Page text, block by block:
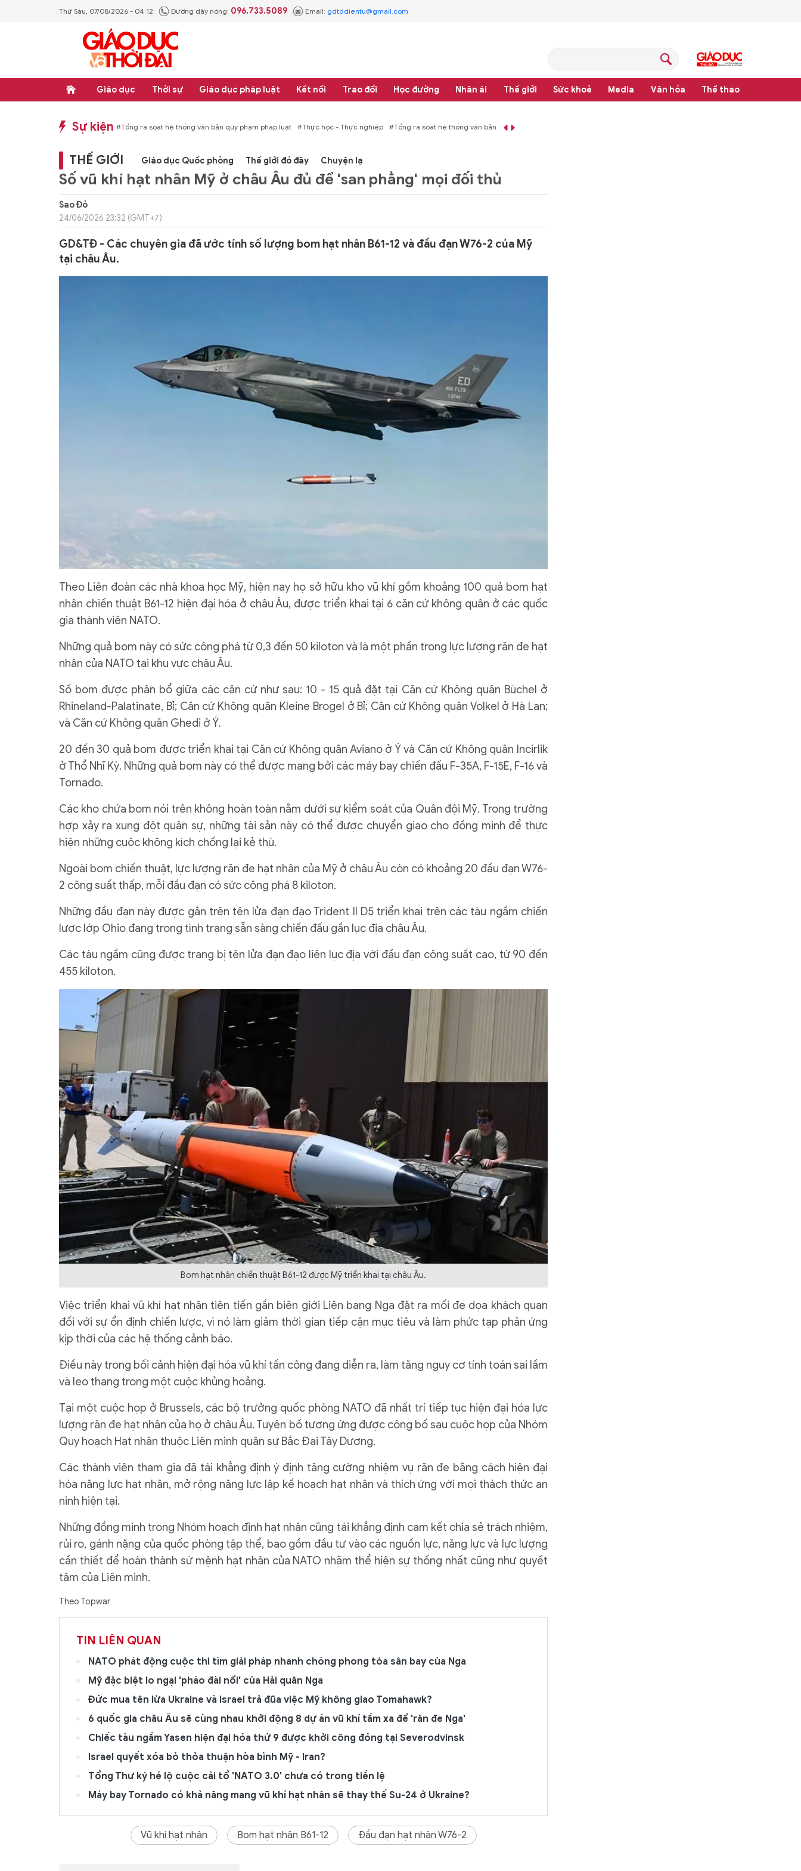
Thứ Sáu, 07/08/2026 - 04:12 Đường dây nóng: 096.733.5089 Email: gdtddientu@gmail.com
Giáo dục Thời sự Giáo dục pháp luật Kết nối Trao đổi Học đường Nhân ái Thế giới Sức khoẻ Media Văn hóa Thể thao
Sự kiện
#Tổng rà soát hệ thống văn bản quy phạm pháp luật #Thực học - Thực nghiệp #Tổng rà soát hệ thống văn bản quy phạm pháp luật
THẾ GIỚI Giáo dục Quốc phòng Thế giới đó đây Chuyện lạ
Số vũ khí hạt nhân Mỹ ở châu Âu đủ để 'san phẳng' mọi đối thủ
Sao Đỏ
24/06/2026 23:32 (GMT+7)
GD&TĐ - Các chuyên gia đã ước tính số lượng bom hạt nhân B61-12 và đầu đạn W76-2 của Mỹ
tại châu Âu.
Theo Liên đoàn các nhà khoa học Mỹ, hiện nay họ sở hữu kho vũ khí gồm khoảng 100 quả bom hạt
nhân chiến thuật B61-12 hiện đại hóa ở châu Âu, được triển khai tại 6 căn cứ không quân ở các quốc
gia thành viên NATO.
Những quả bom này có sức công phá từ 0,3 đến 50 kiloton và là một phần trong lực lượng răn đe hạt
nhân của NATO tại khu vực châu Âu.
Số bom được phân bổ giữa các căn cứ như sau: 10 - 15 quả đặt tại Căn cứ Không quân Büchel ở
Rhineland-Palatinate, Bỉ; Căn cứ Không quân Kleine Brogel ở Bỉ; Căn cứ Không quân Volkel ở Hà Lan;
và Căn cứ Không quân Ghedi ở Ý.
20 đến 30 quả bom được triển khai tại Căn cứ Không quân Aviano ở Ý và Căn cứ Không quân Incirlik
ở Thổ Nhĩ Kỳ. Những quả bom này có thể được mang bởi các máy bay chiến đấu F-35A, F-15E, F-16 và
Tornado.
Các kho chứa bom nói trên không hoàn toàn nằm dưới sự kiểm soát của Quân đội Mỹ. Trong trường
hợp xảy ra xung đột quân sự, những tài sản này có thể được chuyển giao cho đồng minh để thực
hiện những cuộc không kích chống lại kẻ thù.
Ngoài bom chiến thuật, lực lượng răn đe hạt nhân của Mỹ ở châu Âu còn có khoảng 20 đầu đạn W76-
2 công suất thấp, mỗi đầu đạn có sức công phá 8 kiloton.
Những đầu đạn này được gắn trên tên lửa đạn đạo Trident II D5 triển khai trên các tàu ngầm chiến
lược lớp Ohio đang trong tình trạng sẵn sàng chiến đấu gần lục địa châu Âu.
Các tàu ngầm cũng được trang bị tên lửa đạn đạo liên lục địa với đầu đạn công suất cao, từ 90 đến
455 kiloton.
Bom hạt nhân chiến thuật B61-12 được Mỹ triển khai tại châu Âu.
Việc triển khai vũ khí hạt nhân tiên tiến gần biên giới Liên bang Nga đặt ra mối đe dọa khách quan
đối với sự ổn định chiến lược, vì nó làm giảm thời gian tiếp cận mục tiêu và làm phức tạp phản ứng
kịp thời của các hệ thống cảnh báo.
Điều này trong bối cảnh hiện đại hóa vũ khí tấn công đang diễn ra, làm tăng nguy cơ tính toán sai lầm
và leo thang trong một cuộc khủng hoảng.
Tại một cuộc họp ở Brussels, các bộ trưởng quốc phòng NATO đã nhất trí tiếp tục hiện đại hóa lực
lượng răn đe hạt nhân của họ ở châu Âu. Tuyên bố tương ứng được công bố sau cuộc họp của Nhóm
Quy hoạch Hạt nhân thuộc Liên minh quân sự Bắc Đại Tây Dương.
Các thành viên tham gia đã tái khẳng định ý định tăng cường nhiệm vụ răn đe bằng cách hiện đại
hóa năng lực hạt nhân, mở rộng năng lực lập kế hoạch hạt nhân và thích ứng với mọi thách thức an
ninh hiện tại.
Những đồng minh trong Nhóm hoạch định hạt nhân cũng tái khẳng định cam kết chia sẻ trách nhiệm,
rủi ro, gánh nặng của quốc phòng tập thể, bao gồm đầu tư vào các nguồn lực, năng lực và lực lượng
cần thiết để hoàn thành sứ mệnh hạt nhân của NATO nhằm thể hiện sự thống nhất cũng như quyết
tâm của Liên minh.
Theo Topwar
TIN LIÊN QUAN
NATO phát động cuộc thi tìm giải pháp nhanh chóng phong tỏa sân bay của Nga
Mỹ đặc biệt lo ngại 'pháo đài nổi' của Hải quân Nga
Đức mua tên lửa Ukraine và Israel trả đũa việc Mỹ không giao Tomahawk?
6 quốc gia châu Âu sẽ cùng nhau khởi động 8 dự án vũ khí tầm xa để 'răn đe Nga'
Chiếc tàu ngầm Yasen hiện đại hóa thứ 9 được khởi công đóng tại Severodvinsk
Israel quyết xóa bỏ thỏa thuận hòa bình Mỹ - Iran?
Tổng Thư ký hé lộ cuộc cải tổ 'NATO 3.0' chưa có trong tiền lệ
Máy bay Tornado có khả năng mang vũ khí hạt nhân sẽ thay thế Su-24 ở Ukraine?
Vũ khí hạt nhân Bom hạt nhân B61-12 Đầu đạn hạt nhân W76-2